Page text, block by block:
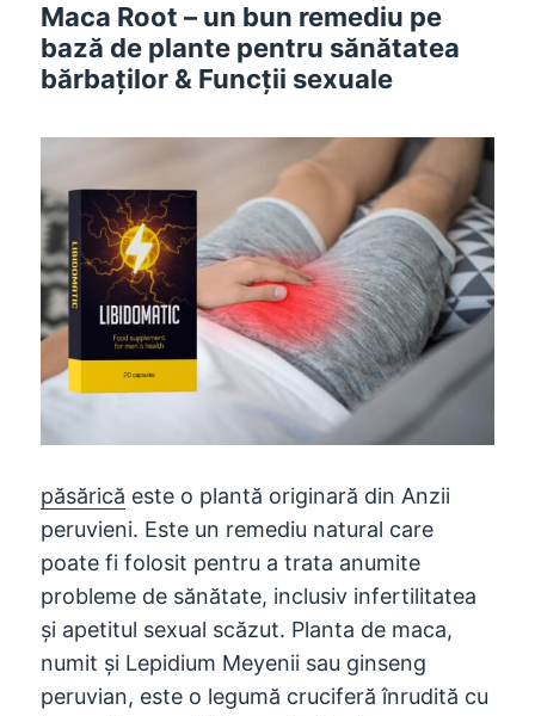
Maca Root – un bun remediu pe
bază de plante pentru sănătatea
bărbaților & Funcții sexuale
păsărică este o plantă originară din Anzii
peruvieni. Este un remediu natural care
poate fi folosit pentru a trata anumite
probleme de sănătate, inclusiv infertilitatea
și apetitul sexual scăzut. Planta de maca,
numit și Lepidium Meyenii sau ginseng
peruvian, este o legumă cruciferă înrudită cu